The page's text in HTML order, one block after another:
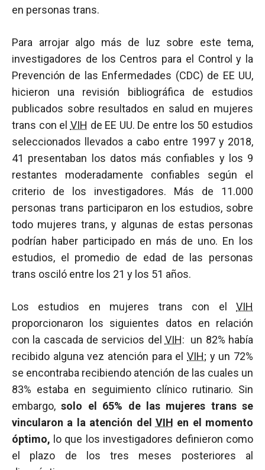
en personas trans.
Para arrojar algo más de luz sobre este tema,
investigadores de los Centros para el Control y la
Prevención de las Enfermedades (CDC) de EE UU,
hicieron una revisión bibliográfica de estudios
publicados sobre resultados en salud en mujeres
trans con el VIH de EE UU. De entre los 50 estudios
seleccionados llevados a cabo entre 1997 y 2018,
41 presentaban los datos más confiables y los 9
restantes moderadamente confiables según el
criterio de los investigadores. Más de 11.000
personas trans participaron en los estudios, sobre
todo mujeres trans, y algunas de estas personas
podrían haber participado en más de uno. En los
estudios, el promedio de edad de las personas
trans osciló entre los 21 y los 51 años.
Los estudios en mujeres trans con el VIH
proporcionaron los siguientes datos en relación
con la cascada de servicios del VIH: un 82% había
recibido alguna vez atención para el VIH; y un 72%
se encontraba recibiendo atención de las cuales un
83% estaba en seguimiento clínico rutinario. Sin
embargo,solo el 65% de las mujeres trans se
vincularon a la atención del VIH en el momento
óptimo, lo que los investigadores definieron como
el plazo de los tres meses posteriores al